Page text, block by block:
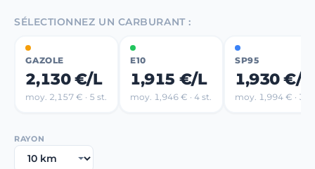
SÉLECTIONNEZ UN CARBURANT :
GAZOLE
2,130 €/L
moy. 2,157 € · 5 st.
E10
1,915 €/L
moy. 1,946 € · 4 st.
SP95
1,930 €/L
moy. 1,994 € · 3
RAYON